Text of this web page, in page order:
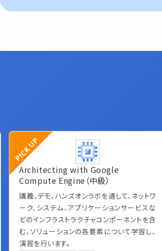
PICK UP
Architecting with Google
Compute Engine（中級）
講義、デモ、ハンズオンラボを通して、ネットワ
ーク、システム、アプリケーションサービスな
どのインフラストラクチャコンポーネントを含
む、ソリューションの各要素について学習し、
演習を行います。